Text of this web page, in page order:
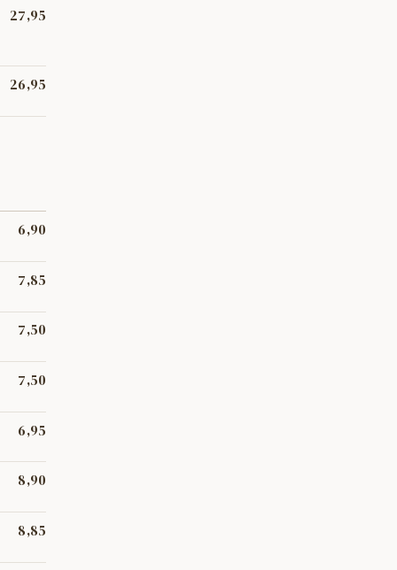
27,95
26,95
6,90
7,85
7,50
7,50
6,95
8,90
8,85